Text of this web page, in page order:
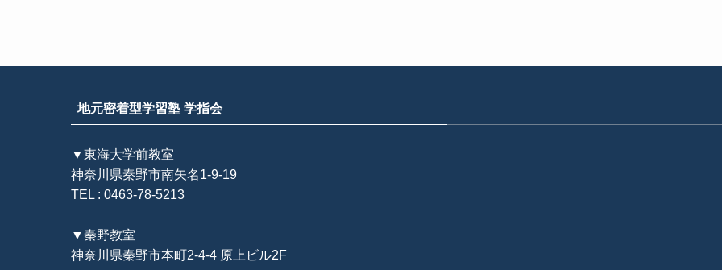
地元密着型学習塾 学指会
▼東海大学前教室
神奈川県秦野市南矢名1-9-19
TEL : 0463-78-5213
▼秦野教室
神奈川県秦野市本町2-4-4 原上ビル2F